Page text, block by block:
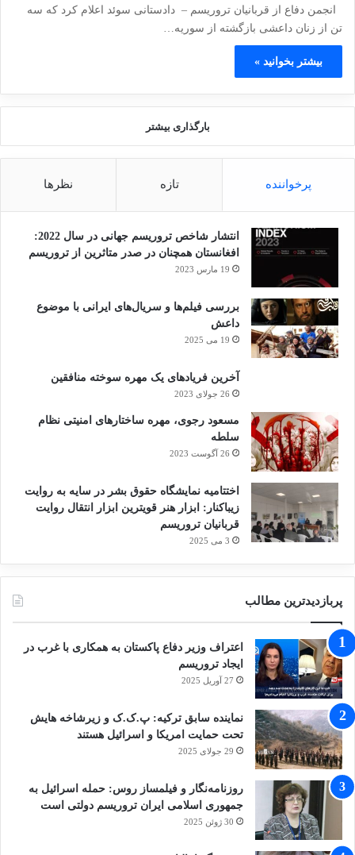
انجمن دفاع از قربانیان تروریسم – دادستانی سوئد اعلام کرد که سه
تن از زنان داعشی بازگشته از سوریه…
بیشتر بخوانید »
بارگذاری بیشتر
پرخواننده تازه نظرها
انتشار شاخص تروریسم جهانی در سال 2022:
افغانستان همچنان در صدر متاثرین از تروریسم
19 مارس 2023
بررسی فیلم‌ها و سریال‌های ایرانی با موضوع
داعش
19 می 2025
آخرین فریادهای یک مهره سوخته منافقین
26 جولای 2023
مسعود رجوی، مهره ساختارهای امنیتی نظام
سلطه
26 آگوست 2023
اختتامیه نمایشگاه حقوق بشر در سایه به روایت
زیباکنار: ابزار هنر قویترین ابزار انتقال روایت
قربانیان تروریسم
3 می 2025
پربازدیدترین مطالب
اعتراف وزیر دفاع پاکستان به همکاری با غرب در
ایجاد تروریسم
27 آوریل 2025
نماینده سابق ترکیه: پ.ک.ک و زیرشاخه هایش
تحت حمایت امریکا و اسرائیل هستند
29 جولای 2025
روزنامه‌نگار و فیلمساز روس: حمله اسرائیل به
جمهوری اسلامی ایران تروریسم دولتی است
30 ژوئن 2025